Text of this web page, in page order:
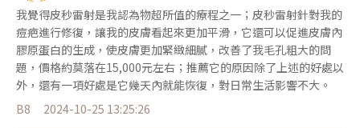
我覺得皮秒雷射是我認為物超所值的療程之一；皮秒雷射針對我的
痘疤進行修復，讓我的皮膚看起來更加平滑，它還可以促進皮膚內
膠原蛋白的生成，使皮膚更加緊緻細膩，改善了我毛孔粗大的問
題，價格約莫落在15,000元左右；推薦它的原因除了上述的好處以
外，還有一項好處是它幾天內就能恢復，對日常生活影響不大。
B8
2024-10-25 13:25:26